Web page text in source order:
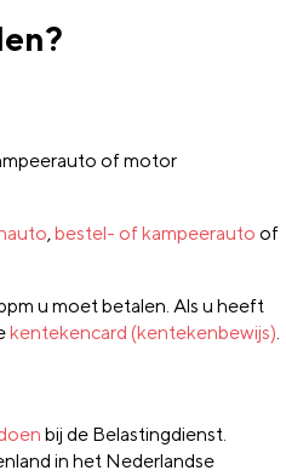
of motor
,bestel- of kampeerauto of
u moet betalen. Als u heeft
kentekencard (kentekenbewijs).
bij de Belastingdienst.
in het Nederlandse